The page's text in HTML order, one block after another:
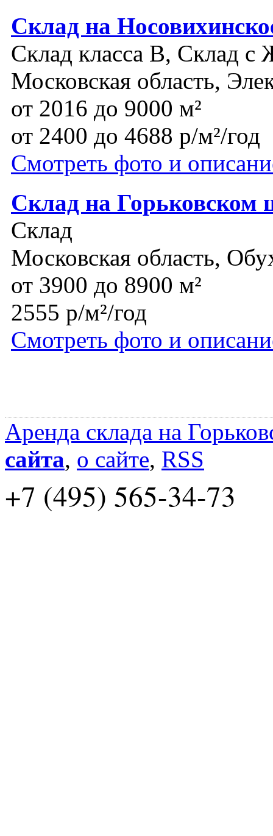
Склад на
Склад класса B, Склад с
Московская область,
от 2016 до 9000 м²
от 2400 до 4688 р/м²/год
Смотреть фото и
Склад на Горьковском
Склад
Московская область,
от 3900 до 8900 м²
2555 р/м²/год
Смотреть фото и
Аренда склада на
сайта, о сайте, RSS
+7 (495) 565-34-73